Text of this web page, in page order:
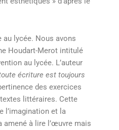
au lycée. Nous avons
Houdart-Merot intitulé
au lycée. L’auteur
écriture est toujours
des exercices
littéraires. Cette
l’imagination et la
amené à lire l’œuvre mais